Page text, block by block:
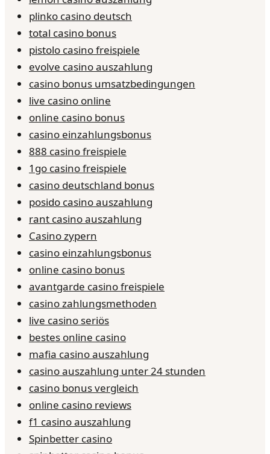
plinko casino deutsch
total casino bonus
pistolo casino freispiele
evolve casino auszahlung
casino bonus umsatzbedingungen
live casino online
online casino bonus
casino einzahlungsbonus
888 casino freispiele
1go casino freispiele
casino deutschland bonus
posido casino auszahlung
rant casino auszahlung
Casino zypern
casino einzahlungsbonus
online casino bonus
avantgarde casino freispiele
casino zahlungsmethoden
live casino seriös
bestes online casino
mafia casino auszahlung
casino auszahlung unter 24 stunden
casino bonus vergleich
online casino reviews
f1 casino auszahlung
Spinbetter casino